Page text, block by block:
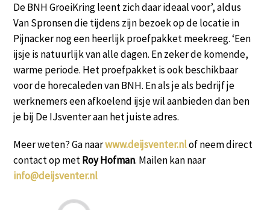
De BNH GroeiKring leent zich daar ideaal voor’, aldus
Van Spronsen die tijdens zijn bezoek op de locatie in
Pijnacker nog een heerlijk proefpakket meekreeg. ‘Een
ijsje is natuurlijk van alle dagen. En zeker de komende,
warme periode. Het proefpakket is ook beschikbaar
voor de horecaleden van BNH. En als je als bedrijf je
werknemers een afkoelend ijsje wil aanbieden dan ben
je bij De IJsventer aan het juisteadres.
Meer weten? Ga naarwww.deijsventer.nlof neem direct
contact op metRoy Hofman. Mailen kan naar
info@deijsventer.nl